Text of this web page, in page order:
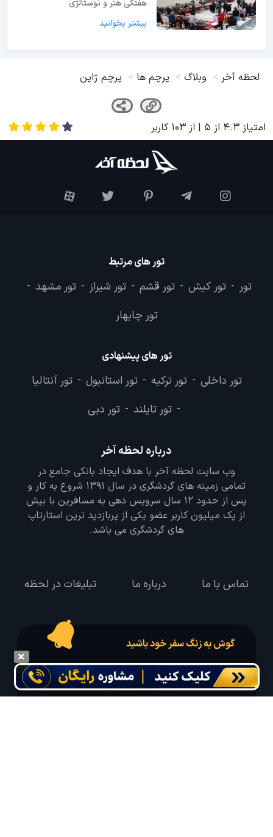
هفتگی هنر و نوستالژی
بیشتر بخوانید
لحظه آخر وبلاگ پرچم ها پرچم ژاپن
امتیاز 4.3 از 5 | از 103 کاربر
تور های مرتبط
تور - تور کیش - تور قشم - تور شیراز - تور مشهد -
تور چابهار
تور های پیشنهادی
تور داخلی - تور ترکیه - تور استانبول - تور آنتالیا
- تور تایلند - تور دبی
درباره لحظه آخر
وب سایت لحظه آخر با هدف ایجاد بانکی جامع در
تمامی زمینه های گردشگری در سال 1391 شروع به کار و
پس از حدود 12 سال سرویس دهی به مسافرین با بیش
از یک میلیون کاربر عضو یکی از پربازدید ترین استارتاپ
های گردشگری می باشد.
تماس با ما درباره ما تبلیغات در لحظه
گوش به زنگ سفر خود باشید
درخواست سفر خود را در مدت زمان دلخواه ثبت و پیامک بهترین آفر مربوط به تور
درخواستی خود را دریافت نمایید